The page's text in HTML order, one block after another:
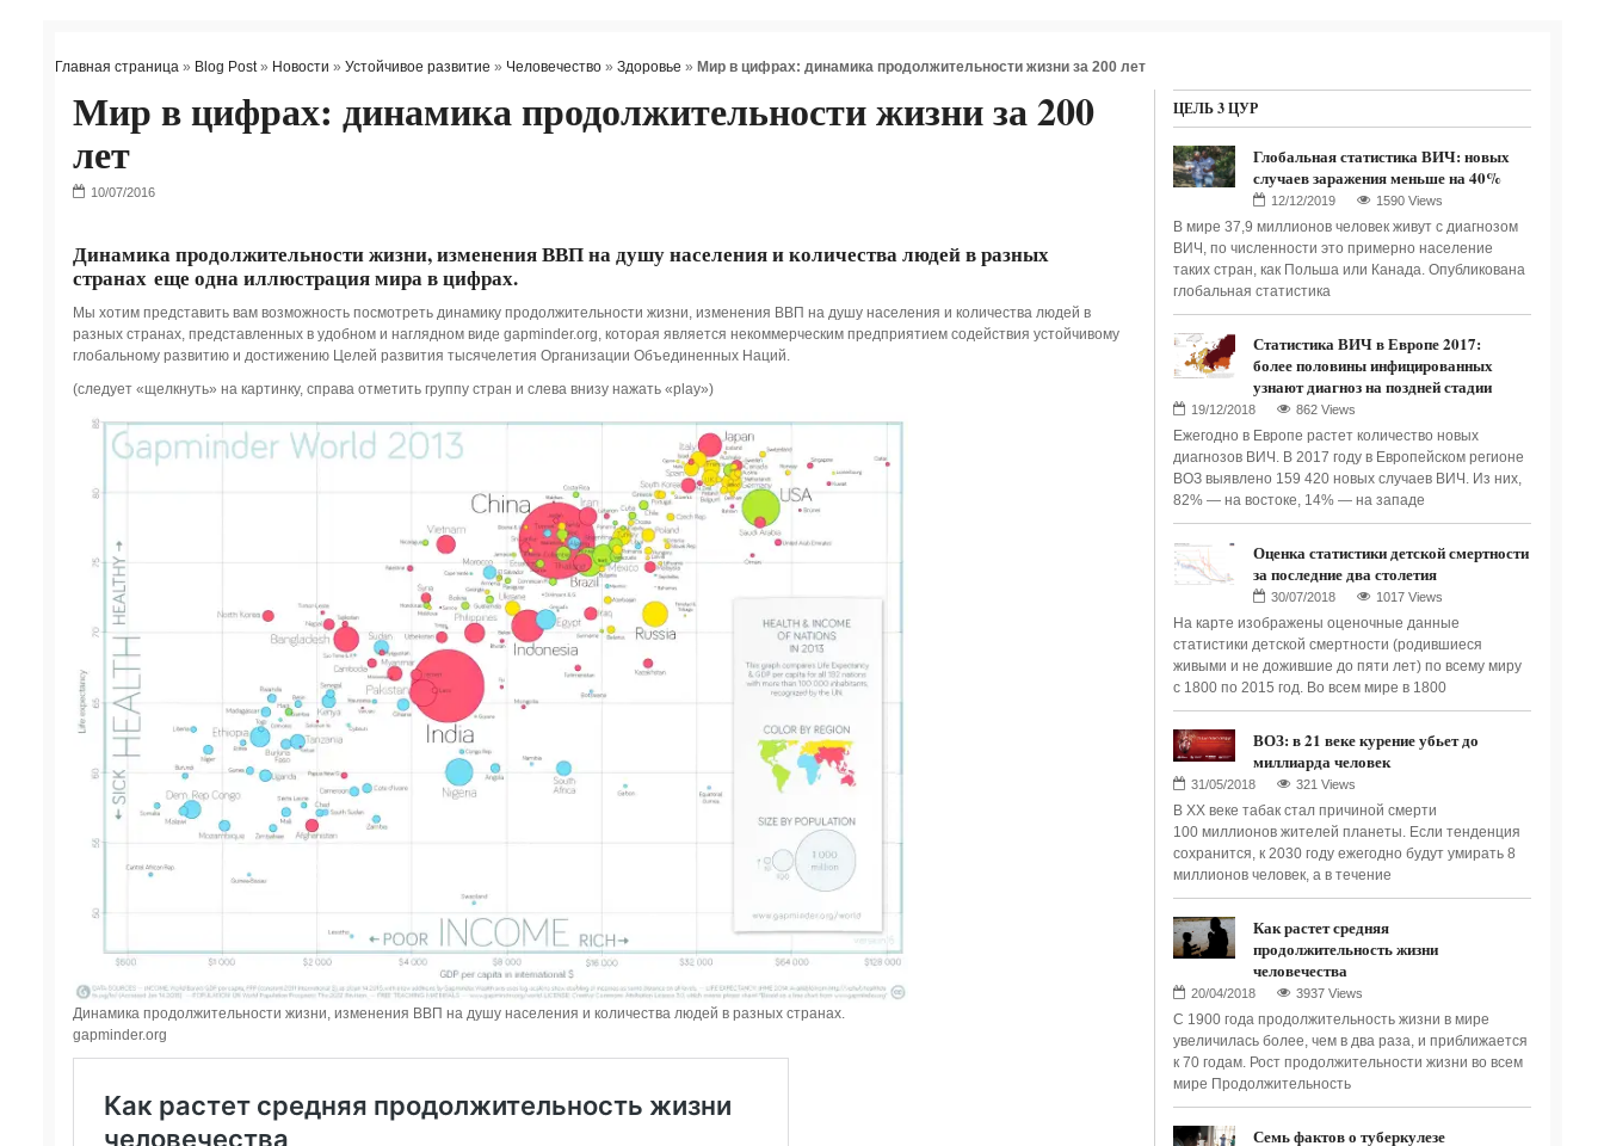
Главная страница» Blog Post» Новости » Устойчивое развитие » Человечество» Здоровье » Мир в цифрах: динамика продолжительности жизни за 200 лет
Мир в цифрах: динамика продолжительности жизни за 200
лет
Динамика продолжительности жизни, изменения ВВП на душу населения и количества людей в разных
странах еще одна иллюстрация мира в цифрах.
Мы хотим представить вам возможность посмотреть динамику продолжительности жизни, изменения ВВП на душу населения и количества людей в
разных странах, представленных в удобном и наглядном виде gapminder.org, которая является некоммерческим предприятием содействия устойчивому
глобальному развитию и достижению Целей развития тысячелетия Организации Объединенных Наций.
(следует «щелкнуть» на картинку, справа отметить группу стран и слева внизу нажать «play»)
Динамика продолжительности жизни, изменения ВВП на душу населения и количества людей в разных странах.
gapminder.org
ЦЕЛЬ 3 ЦУР
Глобальная статистика ВИЧ: новых
случаев заражения меньше на 40%
1590 Views
В мире 37,9 миллионов человек живут с диагнозом
ВИЧ, по численности это примерно население
таких стран, как Польша или Канада. Опубликована
глобальная статистика
Статистика ВИЧ в Европе 2017:
более половины инфицированных
узнают диагноз на поздней стадии
862 Views
Ежегодно в Европе растет количество новых
диагнозов ВИЧ. В 2017 году в Европейском регионе
ВОЗ выявлено 159 420 новых случаев ВИЧ. Из них,
82% — на востоке, 14% — на западе
Оценка статистики детской смертности
за последние два столетия
1017 Views
На карте изображены оценочные данные
статистики детской смертности (родившиеся
живыми и не дожившие до пяти лет) по всему миру
с 1800 по 2015 год. Во всем мире в 1800
ВОЗ: в 21 веке курение убьет до
миллиарда человек
321 Views
В XX веке табак стал причиной смерти
100 миллионов жителей планеты. Если тенденция
сохранится, к 2030 году ежегодно будут умирать 8
миллионов человек, а в течение
Как растет средняя
продолжительность жизни
человечества
3937 Views
С 1900 года продолжительность жизни в мире
увеличилась более, чем в два раза, и приближается
к 70 годам. Рост продолжительности жизни во всем
мире Продолжительность
Семь фактов о туберкулезе